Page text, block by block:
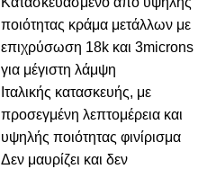
ποιότητας κράμα μετάλλων με
επιχρύσωση 18k και 3microns
για μέγιστη λάμψη
Ιταλικής κατασκευής, με
προσεγμένη λεπτομέρεια και
υψηλής ποιότητας φινίρισμα
Δεν μαυρίζει και δεν